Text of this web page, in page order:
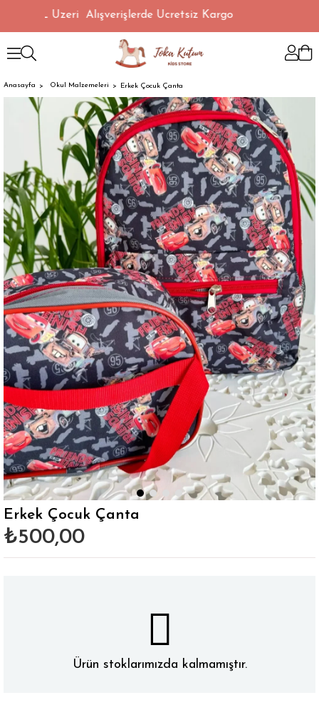
TL Üzeri Alışverişlerde Ücretsiz Kargo
Anasayfa Okul Malzemeleri Erkek Çocuk Çanta
Erkek Çocuk Çanta
₺500,00
Ürün stoklarımızda kalmamıştır.